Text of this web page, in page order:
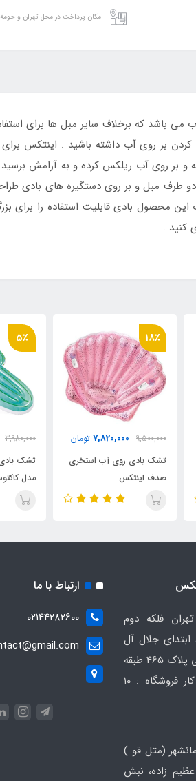
امکان پرداخت در محل تهران و حومه
باشد که برخلاف سایر مبل ها برای
بر روی آب داشته باشید . اینتکس برای
بر روی آب ریلکس کرده و به آرامش برسید
دو طرف مبل و بر روی دستگیره های بادی
کنید .
18٪
9,500,000
7,820,000 تومان
تشک بادی روی آب استخری
صدف اینتکس
5٪
3,980,000
تشک
intex
فلکه دوم
جلال آل
احمد ، نبش جلال و اشرفی پلاک 465 طبقه
سوم ، واحد ۹ ، ساعات کار فروشگاه : ۱۰
(متل قو )
عظیم زاده، نبش
ارتباط با ما
02144282600